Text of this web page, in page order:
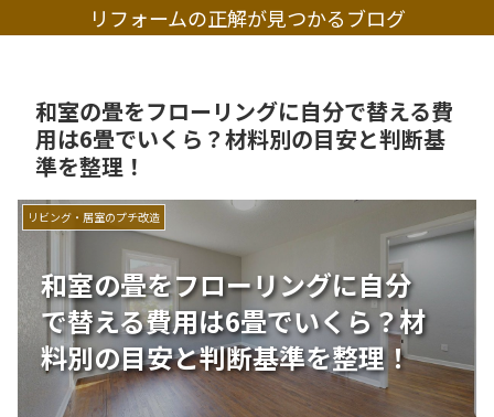
リフォームの正解が見つかるブログ
和室の畳をフローリングに自分で替える費
用は6畳でいくら？材料別の目安と判断基
準を整理！
和室の畳をフローリングに自分
で替える費用は6畳でいくら？材
料別の目安と判断基準を整理！
リビング・居室のプチ改造